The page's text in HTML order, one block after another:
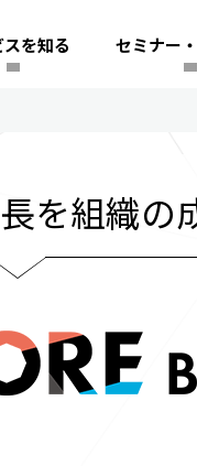
を知る セミナー
を組織の